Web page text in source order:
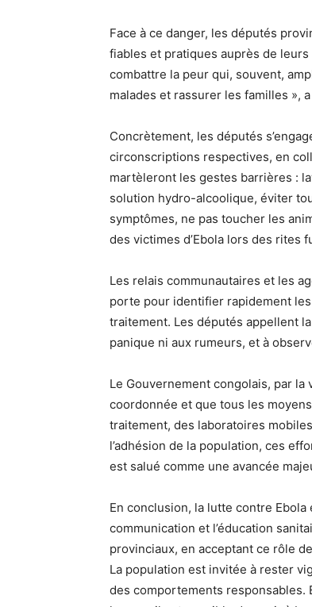
Face à ce danger, les députés
fiables et pratiques auprès de
combattre la peur qui, souvent,
malades et rassurer les familles »,
Concrètement, les députés
circonscriptions respectives, en
martèleront les gestes barrières :
solution hydro-alcoolique, éviter
symptômes, ne pas toucher les
des victimes d’Ebola lors des rites
Les relais communautaires et les
porte pour identifier rapidement
traitement. Les députés appellent
panique ni aux rumeurs, et à
Le Gouvernement congolais, par
coordonnée et que tous les
traitement, des laboratoires
l’adhésion de la population, ces
est salué comme une avancée
En conclusion, la lutte contre
communication et l’éducation
provinciaux, en acceptant ce rôle
La population est invitée à rester
des comportements responsables.